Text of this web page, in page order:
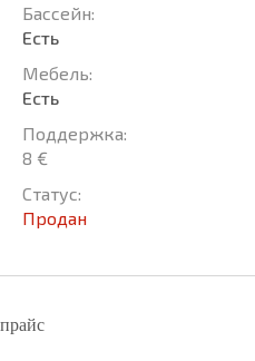
Басcейн:
Есть
Мебель:
Есть
Поддержка:
8 €
Статус:
Продан